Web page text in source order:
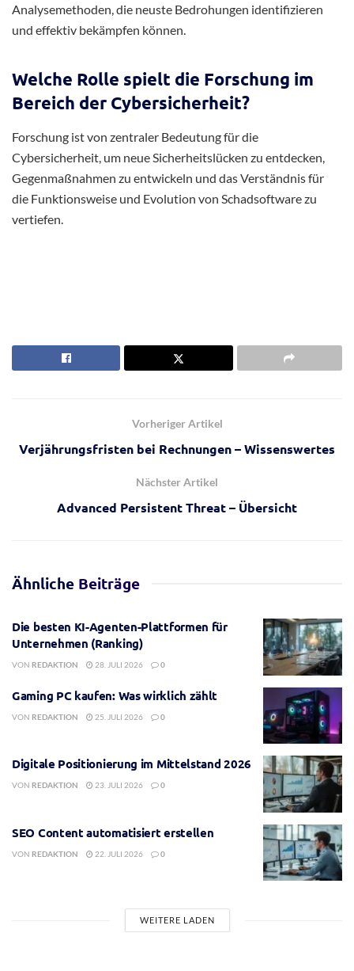
Analysemethoden, die neuste Bedrohungen identifizieren
und effektiv bekämpfen können.
Welche Rolle spielt die Forschung im
Bereich der Cybersicherheit?
Forschung ist von zentraler Bedeutung für die
Cybersicherheit, um neue Sicherheitslücken zu entdecken,
Gegenmaßnahmen zu entwickeln und das Verständnis für
die Funktionsweise und Evolution von Schadsoftware zu
vertiefen.
Vorheriger Artikel
Verjährungsfristen bei Rechnungen – Wissenswertes
Nächster Artikel
Advanced Persistent Threat – Übersicht
Ähnliche Beiträge
Die besten KI-Agenten-Plattformen für
Unternehmen (Ranking)
VON REDAKTION 28. JULI 2026 0
Gaming PC kaufen: Was wirklich zählt
VON REDAKTION 25. JULI 2026 0
Digitale Positionierung im Mittelstand 2026
VON REDAKTION 23. JULI 2026 0
SEO Content automatisiert erstellen
VON REDAKTION 22. JULI 2026 0
WEITERE LADEN